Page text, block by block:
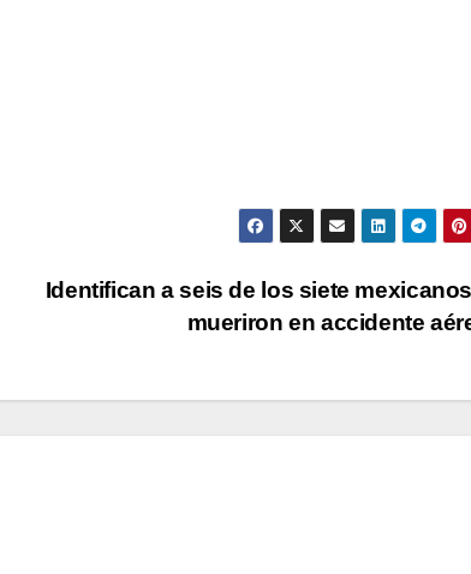
Identifican a seis de los siete
mueriron en accidente